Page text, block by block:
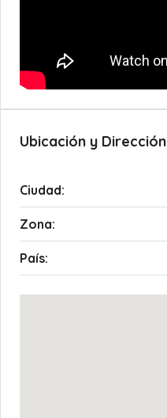
Ubicación y Dirección
Ciudad:
Zona:
País: